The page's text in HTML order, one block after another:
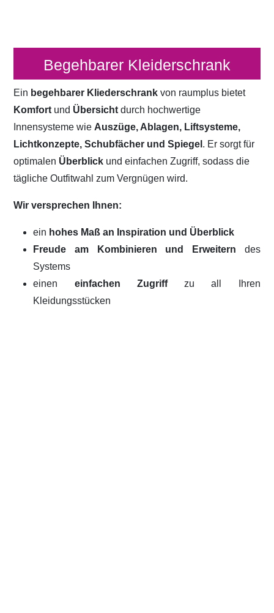
Begehbarer Kleiderschrank
Ein begehbarer Kliederschrankvon raumplus bietet
Komfort und Übersicht durch hochwertige
Innensysteme wie Auszüge, Ablagen, Liftsysteme,
Lichtkonzepte, Schubfächer und Spiegel . Er sorgt für
optimalen Überblick und einfachen Zugriff, sodass die
tägliche Outfitwahl zum Vergnügen wird.
Wir versprechen Ihnen:
ein hohes Maß an Inspiration und Überblick
Freude am Kombinieren und Erweitern des
Systems
einen einfachen Zugriffzu all Ihren
Kleidungsstücken